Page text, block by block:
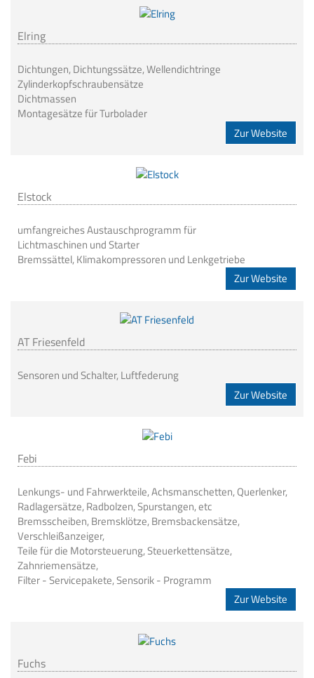
Elring
Dichtungen, Dichtungssätze, Wellendichtringe
Zylinderkopfschraubensätze
Dichtmassen
Montagesätze für Turbolader
Zur Website
Elstock
umfangreiches Austauschprogramm für
Lichtmaschinen und Starter
Bremssättel, Klimakompressoren und Lenkgetriebe
Zur Website
AT Friesenfeld
Sensoren und Schalter, Luftfederung
Zur Website
Febi
Lenkungs- und Fahrwerkteile, Achsmanschetten, Querlenker,
Radlagersätze, Radbolzen, Spurstangen, etc
Bremsscheiben, Bremsklötze, Bremsbackensätze,
Verschleißanzeiger,
Teile für die Motorsteuerung, Steuerkettensätze,
Zahnriemensätze,
Filter - Servicepakete, Sensorik - Programm
Zur Website
Fuchs